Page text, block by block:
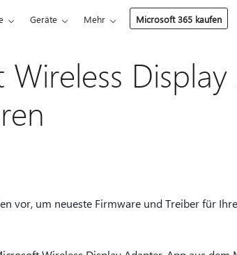
Geräte Mehr Microsoft 365 kaufen
Wireless
vor, um neueste Firmware und Treiber für